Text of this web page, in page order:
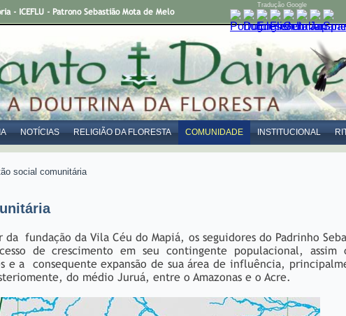
NOTÍCIAS RELIGIÃO DA FLORESTA COMUNIDADE INSTITUCIONAL
- ICEFLU - Patrono Sebastião Mota de Melo
Tradução Google
social comunitária
fundação da Vila Céu do Mapiá, os seguidores do Padrinho
de crescimento em seu contingente populacional, assim
e a consequente expansão de sua área de influência,
do médio Juruá, entre o Amazonas e o Acre.